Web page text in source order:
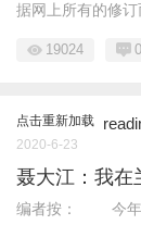
据网上所有的修订
19024 0
点击重新加载
2020-6-23
聂大江：我在
编者按： 今年的